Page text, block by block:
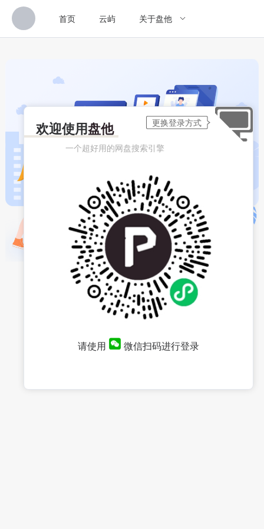
首页 云屿 关于盘他
欢迎使用盘他
一个超好用的网盘搜索引擎
请使用 微信扫码进行登录